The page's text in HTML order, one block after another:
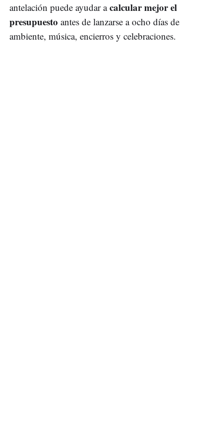
antelación puede ayudar acalcular mejor el
presupuesto antes de lanzarse a ocho días de
ambiente, música, encierros y celebraciones.